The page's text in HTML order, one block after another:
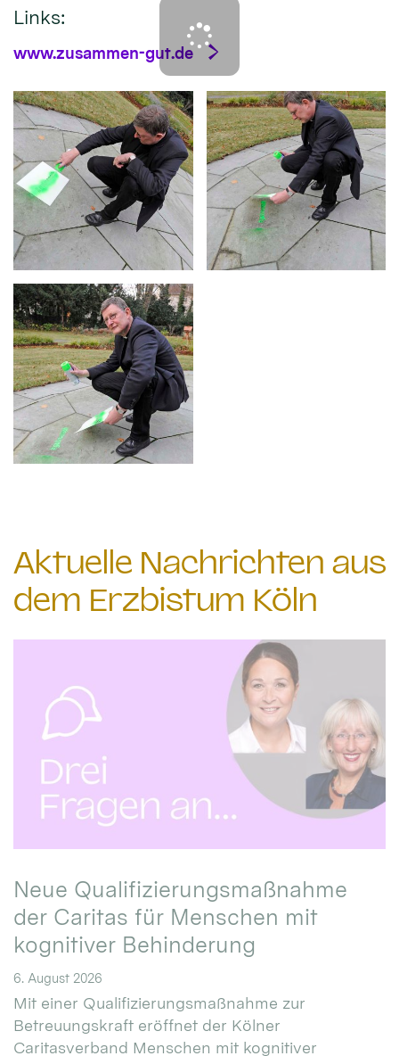
Links:
www.zusammen-gut.de
Aktuelle Nachrichten aus
dem Erzbistum Köln
Neue Qualifizierungsmaßnahme
der Caritas für Menschen mit
kognitiver Behinderung
6. August 2026
Mit einer Qualifizierungsmaßnahme zur
Betreuungskraft eröffnet der Kölner
Caritasverband Menschen mit kognitiver